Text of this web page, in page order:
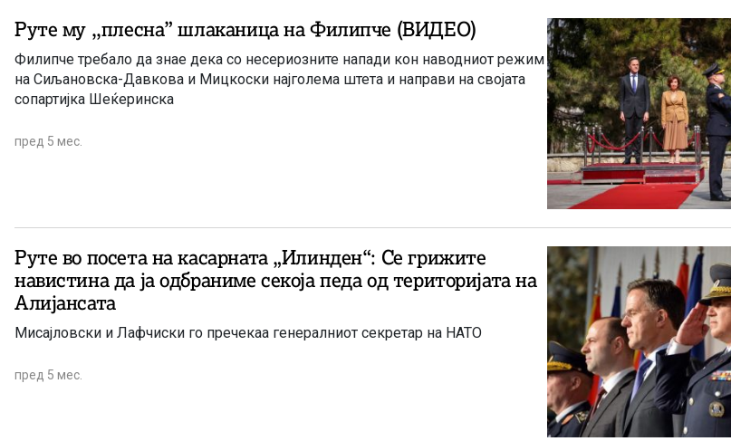
Руте му ,,плесна” шлаканица на Филипче (ВИДЕО)
Филипче требало да знае дека со несериозните напади кон наводниот режим
на Сиљановска-Давкова и Мицкоски најголема штета и направи на својата
сопартијка Шеќеринска
пред 5 мес.
Руте во посета на касарната „Илинден“: Се грижите
навистина да ја одбраниме секоја педа од територијата на
Алијансата
Мисајловски и Лафчиски го пречекаа генералниот секретар на НАТО
пред 5 мес.